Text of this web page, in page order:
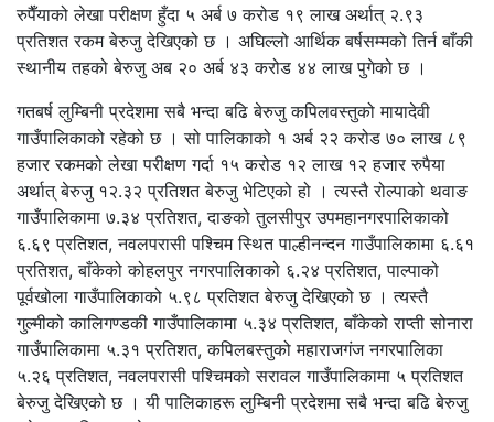
रुपैँयाको लेखा परीक्षण हुँदा ५ अर्ब ७ करोड १९ लाख अर्थात् २.९३
प्रतिशत रकम बेरुजु देखिएको छ । अघिल्लो आर्थिक बर्षसम्मको तिर्न बाँकी
स्थानीय तहको बेरुजु अब २० अर्ब ४३ करोड ४४ लाख पुगेको छ ।
गतबर्ष लुम्बिनी प्रदेशमा सबै भन्दा बढि बेरुजु कपिलवस्तुको मायादेवी
गाउँपालिकाको रहेको छ । सो पालिकाको १ अर्ब २२ करोड ७० लाख ८९
हजार रकमको लेखा परीक्षण गर्दा १५ करोड १२ लाख १२ हजार रुपैया
अर्थात् बेरुजु १२.३२ प्रतिशत बेरुजु भेटिएको हो । त्यस्तै रोल्पाको थवाङ
गाउँपालिकामा ७.३४ प्रतिशत, दाङको तुलसीपुर उपमहानगरपालिकाको
६.६९ प्रतिशत, नवलपरासी पश्चिम स्थित पाल्हीनन्दन गाउँपालिकामा ६.६१
प्रतिशत, बाँकेको कोहलपुर नगरपालिकाको ६.२४ प्रतिशत, पाल्पाको
पूर्वखोला गाउँपालिकाको ५.९८ प्रतिशत बेरुजु देखिएको छ । त्यस्तै
गुल्मीको कालिगण्डकी गाउँपालिकामा ५.३४ प्रतिशत, बाँकेको राप्ती सोनारा
गाउँपालिकामा ५.३१ प्रतिशत, कपिलबस्तुको महाराजगंज नगरपालिका
५.२६ प्रतिशत, नवलपरासी पश्चिमको सरावल गाउँपालिकामा ५ प्रतिशत
बेरुजु देखिएको छ । यी पालिकाहरू लुम्बिनी प्रदेशमा सबै भन्दा बढि बेरुजु